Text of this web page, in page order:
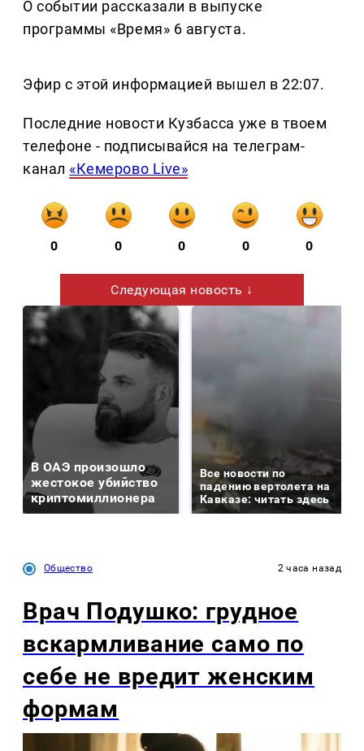
О событии рассказали в выпуске
программы «Время» 6 августа.
Эфир с этой информацией вышел в 22:07.
Последние новости Кузбасса уже в твоем
телефоне - подписывайся на телеграм-
канал «Кемерово Live»
0 0 0 0 0
Следующая новость ↓
В ОАЭ произошло
жестокое убийство
криптомиллионера
Все новости по
падению вертолета на
Кавказе: читать здесь
Общество 2 часа назад
Врач Подушко: грудное
вскармливание само по
себе не вредит женским
формам